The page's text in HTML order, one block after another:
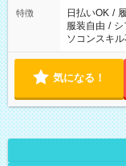
特徴 日払いOK /
服装自由 / シ
ソコンスキ
気になる！